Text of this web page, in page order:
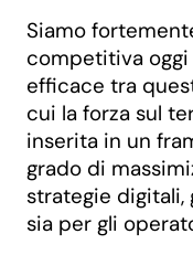
Siamo
competitiva oggi
efficace tra
cui la forza sul
inserita in un
grado di
strategie digitali,
sia per gli